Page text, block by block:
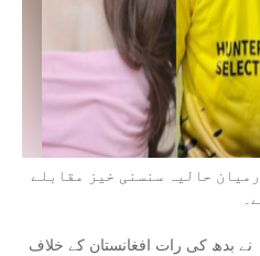
حالیہ سنسنی خیز مقابلے
نے بدھ کی رات افغانستان کے خلاف